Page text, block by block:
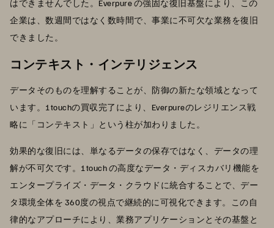
はできませんでした。Everpure の強固な復旧基盤により、この
企業は、数週間ではなく数時間で、事業に不可欠な業務を復旧
できました。
コンテキスト・インテリジェンス
データそのものを理解することが、防御の新たな領域となって
います。1touchの買収完了により、Everpureのレジリエンス戦
略に「コンテキスト」という柱が加わりました。
効果的な復旧には、単なるデータの保存ではなく、データの理
解が不可欠です。1touch の高度なデータ・ディスカバリ機能を
エンタープライズ・データ・クラウドに統合することで、デー
タ環境全体を 360度の視点で継続的に可視化できます。この自
律的なアプローチにより、業務アプリケーションとその基盤と